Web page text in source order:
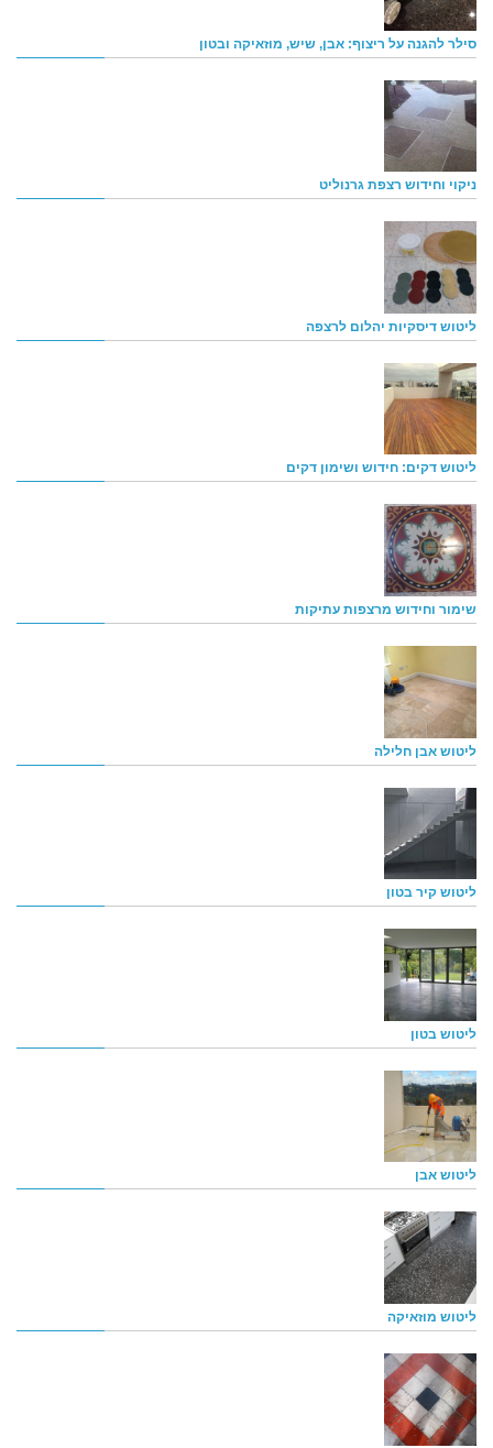
סילר להגנה על ריצוף: אבן, שיש, מוזאיקה ובטון
ניקוי וחידוש רצפת גרנוליט
ליטוש דיסקיות יהלום לרצפה
ליטוש דקים: חידוש ושימון דקים
שימור וחידוש מרצפות עתיקות
ליטוש אבן חלילה
ליטוש קיר בטון
ליטוש בטון
ליטוש אבן
ליטוש מוזאיקה